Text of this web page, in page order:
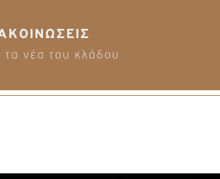
τα νέα του κλάδου